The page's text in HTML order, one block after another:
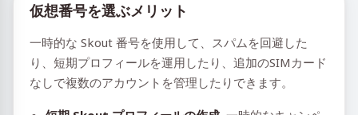
仮想番号を選ぶメリット
一時的な Skout 番号を使用して、スパムを回避した
り、短期プロフィールを運用したり、追加のSIMカード
なしで複数のアカウントを管理したりできます。